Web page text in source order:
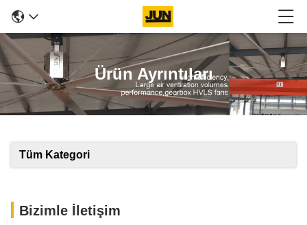
Ürün Ayrıntıları
Tüm Kategori
Bizimle İletişim